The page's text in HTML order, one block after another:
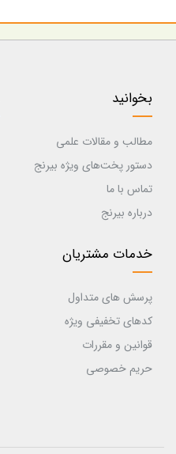
بخوانید
مطالب و مقالات علمی
دستور پخت‌های ویژه بیرنج
تماس با ما
درباره بیرنج
خدمات مشتریان
پرسش های متداول
کدهای تخفیفی ویژه
قوانین و مقررات
حریم خصوصی